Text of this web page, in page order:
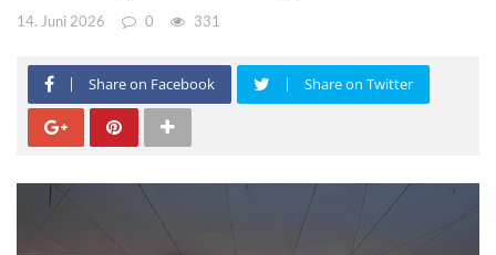
14. Juni 2026 0 331
Share on Facebook Share on Twitter